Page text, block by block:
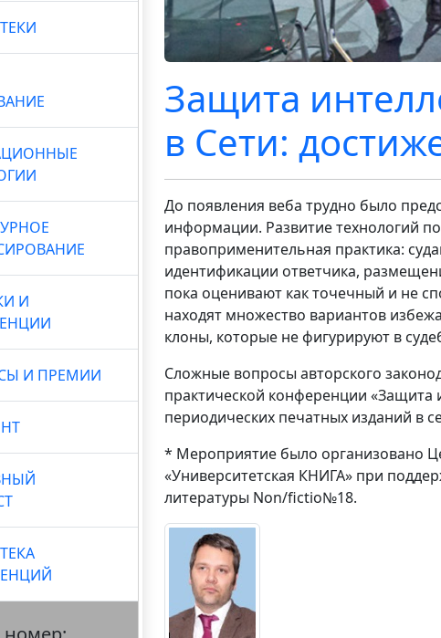
И
И ПРЕМИИ
Защита
в Сети:
До появления веба трудно было
информации. Развитие технологий
правоприменительная практика:
идентификации ответчика,
пока оценивают как точечный и не
находят множество вариантов
клоны, которые не фигурируют в
Сложные вопросы авторского
практической конференции «Защита
периодических печатных изданий в
* Мероприятие было организовано
«Университетская КНИГА» при
литературы Non/fictio№18.